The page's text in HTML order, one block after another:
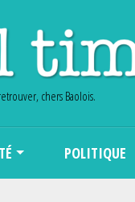
chers Baolois.
POLITIQUE